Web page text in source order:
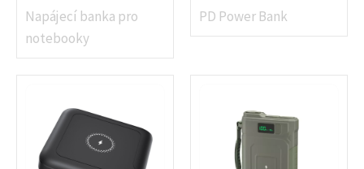
Napájecí banka pro
notebooky
PD Power Bank